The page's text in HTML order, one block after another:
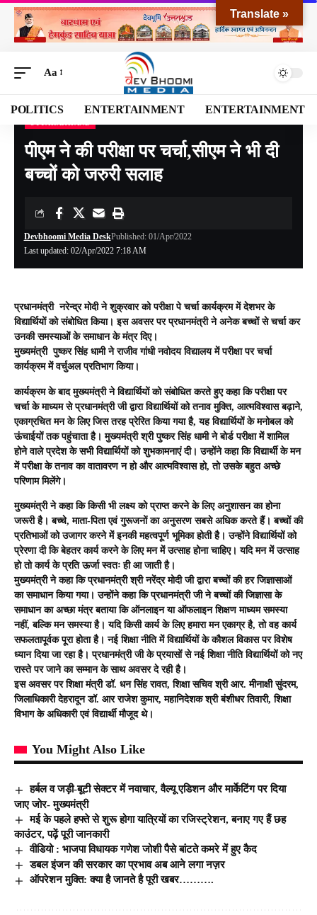
Aa
POLITICS ENTERTAINMENT ENTERTAINMENT
Devbhoomi Media> Blog>NATIONAL>UTTARAKHAND>पीएम ने की परीक्षा पर चर्चा,सीएम ने भी दी बच्चों को जरुरी सलाह
पीएम ने की परीक्षा पर चर्चा,सीएम ने भी दी
बच्चों को जरुरी सलाह
Last updated: 02/Apr/2022 7:18 AM
Devbhoomi Media DeskPublished: 01/Apr/2022
प्रधानमंत्री नरेन्द्र मोदी ने शुक्रवार को परीक्षा पे चर्चा कार्यक्रम में देशभर के
विद्यार्थियों को संबोधित किया। इस अवसर पर प्रधानमंत्री ने अनेक बच्चों से चर्चा कर
उनकी समस्याओं के समाधान के मंत्र दिए।
मुख्यमंत्री पुष्कर सिंह धामी ने राजीव गांधी नवोदय विद्यालय में परीक्षा पर चर्चा
कार्यक्रम में वर्चुअल प्रतिभाग किया।
कार्यक्रम के बाद मुख्यमंत्री ने विद्यार्थियों को संबोधित करते हुए कहा कि परीक्षा पर
चर्चा के माध्यम से प्रधानमंत्री जी द्वारा विद्यार्थियों को तनाव मुक्ति, आत्मविश्वास बढ़ाने,
एकाग्रचित मन के लिए जिस तरह प्रेरित किया गया है, यह विद्यार्थियों के मनोबल को
ऊंचाईयों तक पहुंचाता है। मुख्यमंत्री श्री पुष्कर सिंह धामी ने बोर्ड परीक्षा में शामिल
होने वाले प्रदेश के सभी विद्यार्थियों को शुभकामनाएं दी। उन्होंने कहा कि विद्यार्थी के मन
में परीक्षा के तनाव का वातावरण न हो और आत्मविश्वास हो, तो उसके बहुत अच्छे
परिणाम मिलेंगे।
मुख्यमंत्री ने कहा कि किसी भी लक्ष्य को प्राप्त करने के लिए अनुशासन का होना
जरूरी है। बच्चे, माता-पिता एवं गुरूजनों का अनुसरण सबसे अधिक करते हैं। बच्चों की
प्रतिभाओं को उजागर करने में इनकी महत्वपूर्ण भूमिका होती है। उन्होंने विद्यार्थियों को
प्रेरणा दी कि बेहतर कार्य करने के लिए मन में उत्साह होना चाहिए। यदि मन में उत्साह
हो तो कार्य के प्रति ऊर्जा स्वतः ही आ जाती है।
मुख्यमंत्री ने कहा कि प्रधानमंत्री श्री नरेंद्र मोदी जी द्वारा बच्चों की हर जिज्ञासाओं
का समाधान किया गया। उन्होंने कहा कि प्रधानमंत्री जी ने बच्चों की जिज्ञासा के
समाधान का अच्छा मंत्र बताया कि ऑनलाइन या ऑफलाइन शिक्षण माध्यम समस्या
नहीं, बल्कि मन समस्या है। यदि किसी कार्य के लिए हमारा मन एकाग्र है, तो वह कार्य
सफलतापूर्वक पूरा होता है। नई शिक्षा नीति में विद्यार्थियों के कौशल विकास पर विशेष
ध्यान दिया जा रहा है। प्रधानमंत्री जी के प्रयासों से नई शिक्षा नीति विद्यार्थियों को नए
रास्ते पर जाने का सम्मान के साथ अवसर दे रही है।
इस अवसर पर शिक्षा मंत्री डॉ. धन सिंह रावत, शिक्षा सचिव श्री आर. मीनाक्षी सुंदरम,
जिलाधिकारी देहरादून डॉ. आर राजेश कुमार, महानिदेशक श्री बंशीधर तिवारी, शिक्षा
विभाग के अधिकारी एवं विद्यार्थी मौजूद थे।
You Might Also Like
हर्बल व जड़ी-बूटी सेक्टर में नवाचार, वैल्यू एडिशन और मार्केटिंग पर दिया
जाए जोर- मुख्यमंत्री
मई के पहले हफ्ते से शुरू होगा यात्रियों का रजिस्ट्रेशन, बनाए गए हैं छह
काउंटर, पढ़ें पूरी जानकारी
वीडियो : भाजपा विधायक गणेश जोशी पैसे बांटते कमरे में हुए कैद
डबल इंजन की सरकार का प्रभाव अब आने लगा नज़र
ऑपरेशन मुक्ति: क्या है जानते है पूरी खबर……….
Translate »